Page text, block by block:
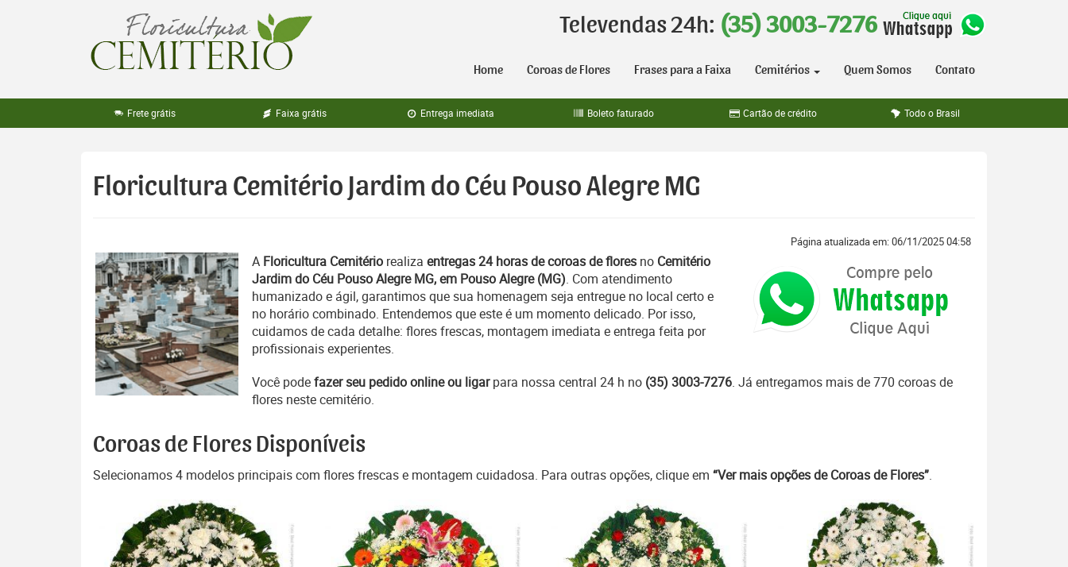
Televendas 24h: (35) 3003-7276
Home Coroas de Flores Frases para a Faixa Cemitérios Quem Somos Contato
Frete grátis Faixa grátis Entrega imediata Boleto faturado Cartão de crédito Todo o Brasil
Floricultura Cemitério Jardim do Céu Pouso Alegre MG
Página atualizada em: 06/11/2025 04:58
A Floricultura Cemitério realiza entregas 24 horas de coroas de flores no Cemitério
Jardim do Céu Pouso Alegre MG, em Pouso Alegre (MG). Com atendimento
humanizado e ágil, garantimos que sua homenagem seja entregue no local certo e
no horário combinado. Entendemos que este é um momento delicado. Por isso,
cuidamos de cada detalhe: flores frescas, montagem imediata e entrega feita por
profissionais experientes.
Você podefazer seu pedido online ou ligarpara nossa central 24 h no (35) 3003-7276. Já entregamos mais de 770 coroas de
flores neste cemitério.
Coroas de Flores Disponíveis
Selecionamos 4 modelos principais com flores frescas e montagem cuidadosa. Para outras opções, clique em “Ver mais opções de Coroas de Flores”.